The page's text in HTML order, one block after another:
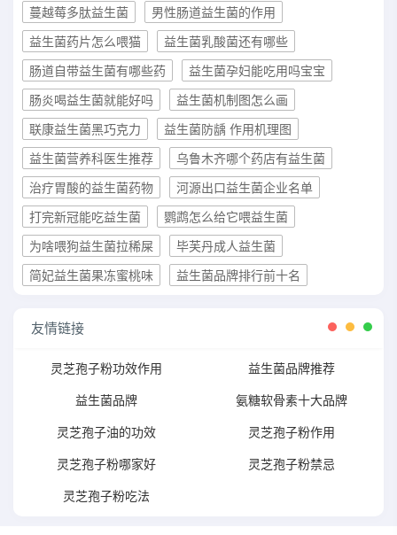
蔓越莓多肽益生菌
男性肠道益生菌的作用
益生菌药片怎么喂猫
益生菌乳酸菌还有哪些
肠道自带益生菌有哪些药
益生菌孕妇能吃用吗宝宝
肠炎喝益生菌就能好吗
益生菌机制图怎么画
联康益生菌黑巧克力
益生菌防龋 作用机理图
益生菌营养科医生推荐
乌鲁木齐哪个药店有益生菌
治疗胃酸的益生菌药物
河源出口益生菌企业名单
打完新冠能吃益生菌
鹦鹉怎么给它喂益生菌
为啥喂狗益生菌拉稀屎
毕芙丹成人益生菌
简妃益生菌果冻蜜桃味
益生菌品牌排行前十名
友情链接
灵芝孢子粉功效作用 益生菌品牌推荐
益生菌品牌 氨糖软骨素十大品牌
灵芝孢子油的功效 灵芝孢子粉作用
灵芝孢子粉哪家好 灵芝孢子粉禁忌
灵芝孢子粉吃法